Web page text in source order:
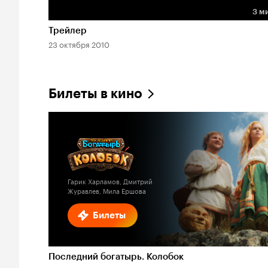
Длительность 3 мин
3
Трейлер
23 октября 2010
Билеты в кино
Билеты
Гарик Харламов, Дмитрий
Журавлев, Мила Ершова
Последний богатырь. Колобок